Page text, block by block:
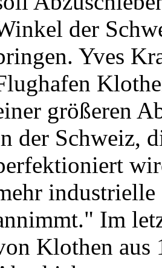
der
Yves
größeren
der Schweiz,
Im
Klothen aus